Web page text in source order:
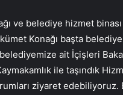
ve belediye hizmet
Konağı başta
belediyemize ait İçişleri
ile taşındık
ziyaret edebiliyoruz.